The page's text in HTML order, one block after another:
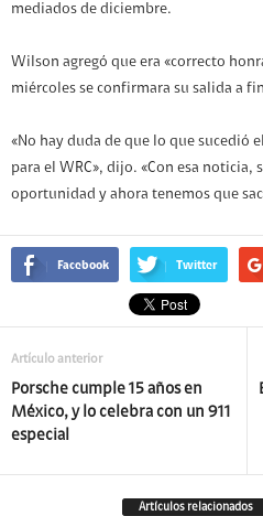
mediados de diciembre.
Wilson agregó que era «correcto
miércoles se confirmara su salida a
«No hay duda de que lo que sucedió
para el WRC», dijo. «Con esa noticia,
oportunidad y ahora tenemos que
Facebook Twitter
Artículo anterior
Porsche cumple 15 años en
México, y lo celebra con un 911
especial
Artículos relacionados